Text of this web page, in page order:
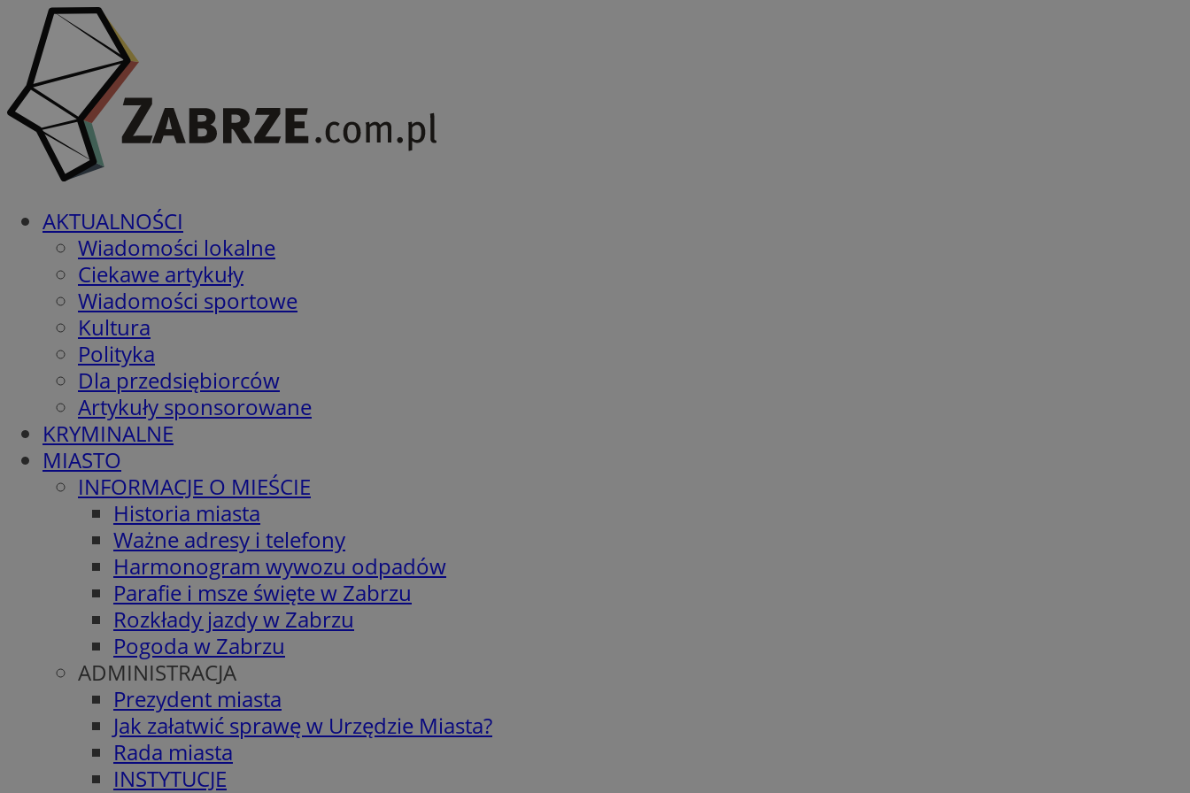
AKTUALNOŚCI
Wiadomości lokalne
Ciekawe artykuły
Wiadomości sportowe
Kultura
Polityka
Dla przedsiębiorców
Artykuły sponsorowane
KRYMINALNE
MIASTO
INFORMACJE O MIEŚCIE
Historia miasta
Ważne adresy i telefony
Harmonogram wywozu odpadów
Parafie i msze święte w Zabrzu
Rozkłady jazdy w Zabrzu
Pogoda w Zabrzu
ADMINISTRACJA
Prezydent miasta
Jak załatwić sprawę w Urzędzie Miasta?
Rada miasta
INSTYTUCJE